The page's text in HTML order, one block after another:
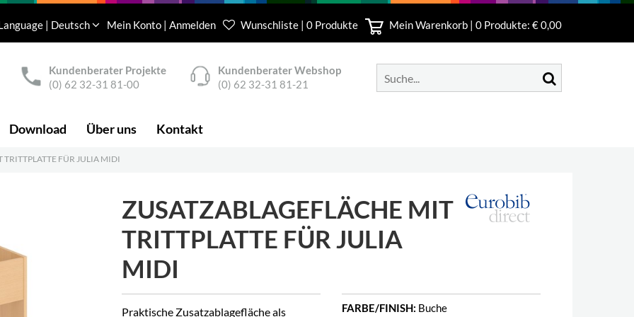
| Deutsch Mein Konto | Anmelden Wunschliste | 0 Produkte Mein Warenkorb | 0 Produkte: € 0,00
Kundenberater Projekte
(0) 62 32-31 81-00
Kundenberater Webshop
(0) 62 32-31 81-21
Download Über uns Kontakt
TRITTPLATTE FÜR JULIA MIDI
ZUSATZABLAGEFLÄCHE MIT
TRITTPLATTE FÜR JULIA
MIDI
Praktische Zusatzablagefläche als
FARBE/FINISH: Buche